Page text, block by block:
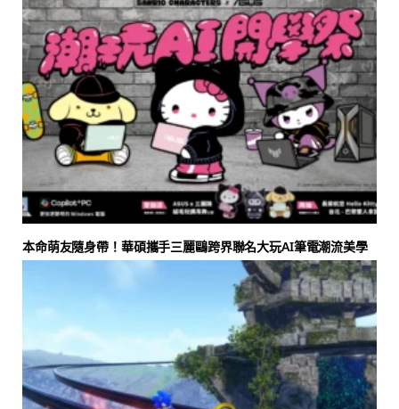
本命萌友隨身帶！華碩攜手三麗鷗跨界聯名大玩AI筆電潮流美學